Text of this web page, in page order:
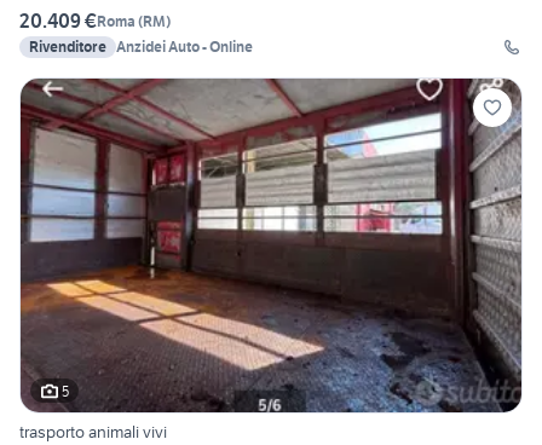
20.409 €Roma (RM)
Rivenditore Anzidei Auto - Online
5
trasporto animali vivi